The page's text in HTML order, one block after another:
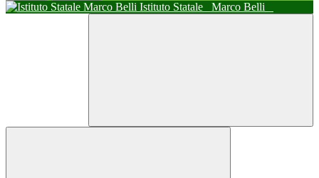
Istituto Statale Marco Belli